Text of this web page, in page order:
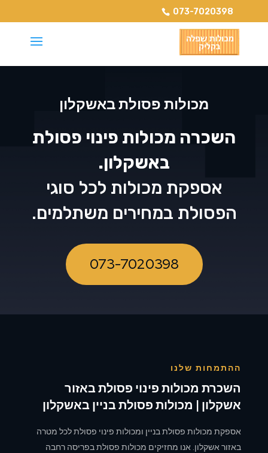
073-7020398
מכולות פסולת באשקלון
השכרה מכולות פינוי פסולת
באשקלון.
אספקת מכולות לכל סוגי
הפסולת במחירים משתלמים.
073-7020398
ההתמחות שלנו
השכרת מכולות פינוי פסולת באזור
אשקלון | מכולות פסולת בניין באשקלון
אספקת מכולות פסולת בניין ומכולות פינוי פסולת לכל מטרה
באזור אשקלון. אנו מחזיקים מכולות פסולת בפריסה רחבה